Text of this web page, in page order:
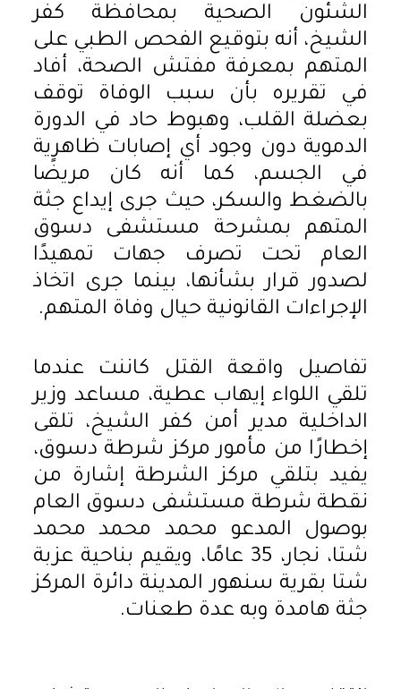
الشئون الصحية بمحافظة كفر
الشيخ، أنه بتوقيع الفحص الطبي على
المتهم بمعرفة مفتش الصحة، أفاد
في تقريره بأن سبب الوفاة توقف
بعضلة القلب، وهبوط حاد في الدورة
الدموية دون وجود أي إصابات ظاهرية
في الجسم، كما أنه كان مريضًا
بالضغط والسكر، حيث جرى إيداع جثة
المتهم بمشرحة مستشفى دسوق
العام تحت تصرف جهات تمهيدًا
لصدور قرار بشأنها، بينما جرى اتخاذ
الإجراءات القانونية حيال وفاة المتهم.
تفاصيل واقعة القتل كاننت عندما
تلقي اللواء إيهاب عطية، مساعد وزير
الداخلية مدير أمن كفر الشيخ، تلقى
إخطارًا من مأمور مركز شرطة دسوق،
يفيد بتلقي مركز الشرطة إشارة من
نقطة شرطة مستشفى دسوق العام
بوصول المدعو محمد محمد محمد
شتا، نجار، 35 عامًا، ويقيم بناحية عزبة
شتا بقرية سنهور المدينة دائرة المركز
جثة هامدة وبه عدة طعنات.